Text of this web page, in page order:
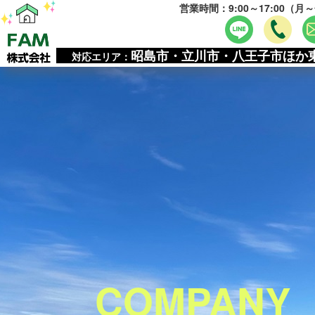
営業時間：9:00～17:00（月
対応エリア： 昭島市・立川市・八王子市ほか
COMPANY